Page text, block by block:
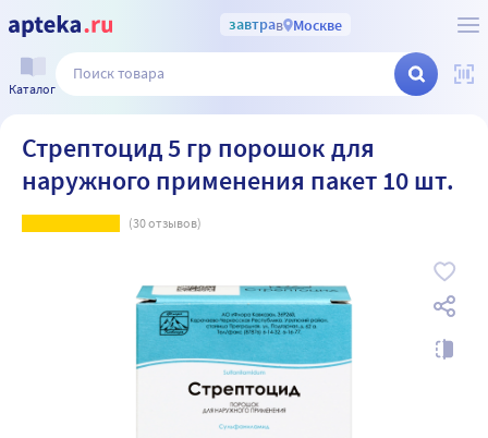
завтрав Москве
Каталог
Стрептоцид 5 гр порошок для
наружного применения пакет 10 шт.
(30отзывов)